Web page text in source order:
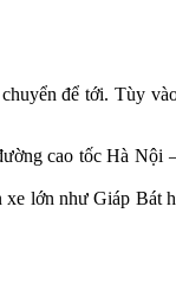
để tới. Tùy
cao tốc Hà
lớn như Giáp Bát